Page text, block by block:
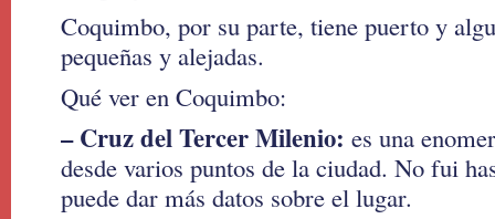
Coquimbo, por su parte, tiene puerto y
pequeñas y alejadas.
Qué ver en Coquimbo:
– Cruz del Tercer Milenio: es una
desde varios puntos de la ciudad. No fui
puede dar más datos sobre el lugar.